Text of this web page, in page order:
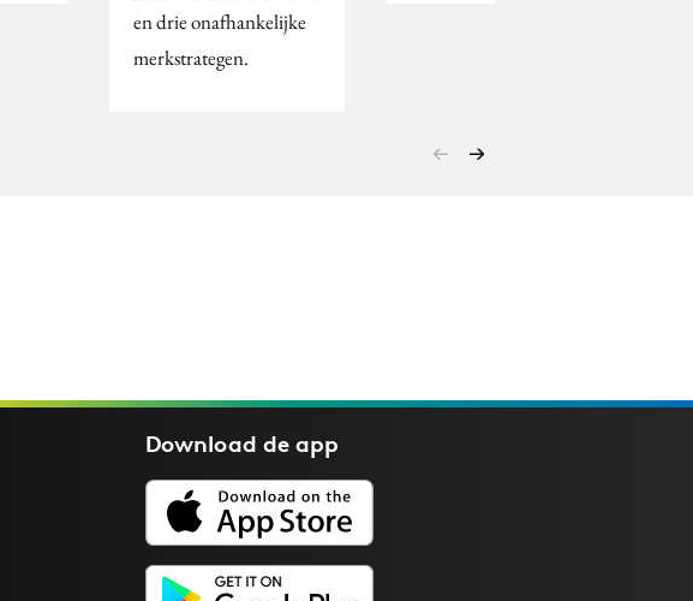
en drie onafhankelijke
merkstrategen.
Download deapp